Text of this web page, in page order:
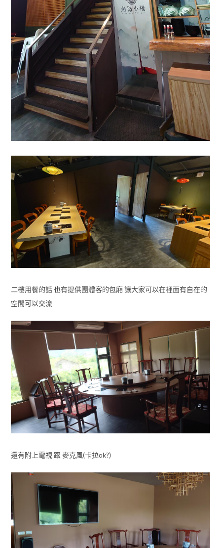
二樓用餐的話 也有提供團體客的包廂 讓大家可以在裡面有自在的
空間可以交流
還有附上電視 跟 麥克風(卡拉ok?)